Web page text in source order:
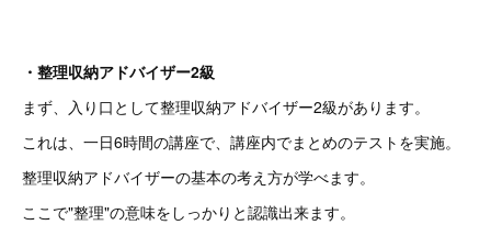
・整理収納アドバイザー2級
まず、入り口として整理収納アドバイザー2級があります。
これは、一日6時間の講座で、講座内でまとめのテストを実施。
整理収納アドバイザーの基本の考え方が学べます。
ここで"整理"の意味をしっかりと認識出来ます。